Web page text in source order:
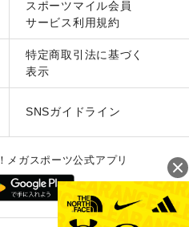
スポーツマイル会員
サービス利用規約
特定商取引法に基づく
表示
SNSガイドライン
メガスポーツ公式アプリ